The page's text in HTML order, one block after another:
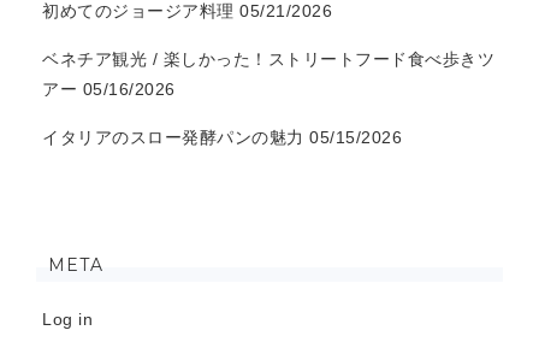
初めてのジョージア料理 05/21/2026
ベネチア観光 / 楽しかった！ストリートフード食べ歩きツ
アー 05/16/2026
イタリアのスロー発酵パンの魅力 05/15/2026
META
Log in